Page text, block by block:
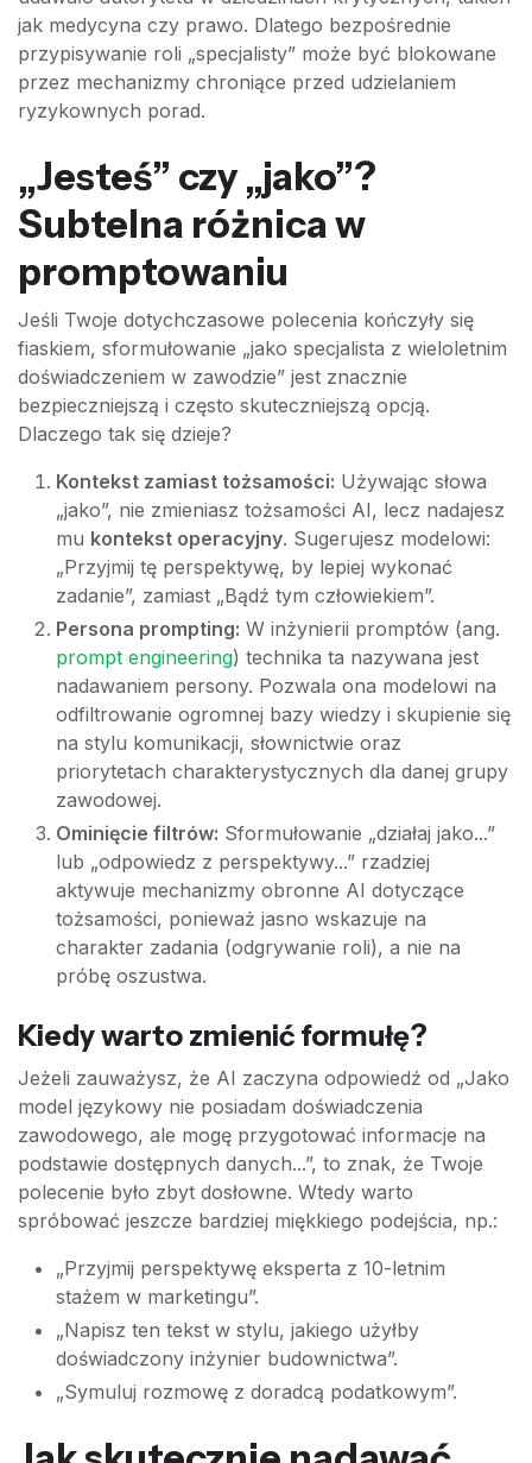
jak medycyna czy prawo. Dlatego bezpośrednie
przypisywanie roli „specjalisty” może być blokowane
przez mechanizmy chroniące przed udzielaniem
ryzykownych porad.
„Jesteś” czy „jako”?
Subtelna różnica w
promptowaniu
Jeśli Twoje dotychczasowe polecenia kończyły się
fiaskiem, sformułowanie „jako specjalista z wieloletnim
doświadczeniem w zawodzie” jest znacznie
bezpieczniejszą i często skuteczniejszą opcją.
Dlaczego tak się dzieje?
Kontekst zamiast tożsamości: Używając słowa
„jako”, nie zmieniasz tożsamości AI, lecz nadajesz
mu kontekst operacyjny. Sugerujesz modelowi:
„Przyjmij tę perspektywę, by lepiej wykonać
zadanie”, zamiast „Bądź tym człowiekiem”.
Persona prompting: W inżynierii promptów (ang.
prompt engineering) technika ta nazywana jest
nadawaniem persony. Pozwala ona modelowi na
odfiltrowanie ogromnej bazy wiedzy i skupienie się
na stylu komunikacji, słownictwie oraz
priorytetach charakterystycznych dla danej grupy
zawodowej.
Ominięcie filtrów: Sformułowanie „działaj jako...”
lub „odpowiedz z perspektywy...” rzadziej
aktywuje mechanizmy obronne AI dotyczące
tożsamości, ponieważ jasno wskazuje na
charakter zadania (odgrywanie roli), a nie na
próbę oszustwa.
Kiedy warto zmienić formułę?
Jeżeli zauważysz, że AI zaczyna odpowiedź od „Jako
model językowy nie posiadam doświadczenia
zawodowego, ale mogę przygotować informacje na
podstawie dostępnych danych...”, to znak, że Twoje
polecenie było zbyt dosłowne. Wtedy warto
spróbować jeszcze bardziej miękkiego podejścia, np.:
„Przyjmij perspektywę eksperta z 10-letnim
stażem w marketingu”.
„Napisz ten tekst w stylu, jakiego użyłby
doświadczony inżynier budownictwa”.
„Symuluj rozmowę z doradcą podatkowym”.